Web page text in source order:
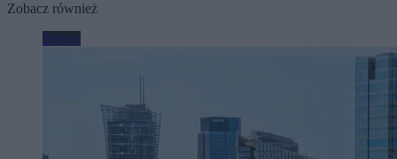
Zobacz również
Biznes